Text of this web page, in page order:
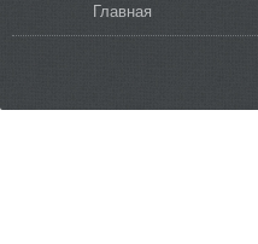
Главная